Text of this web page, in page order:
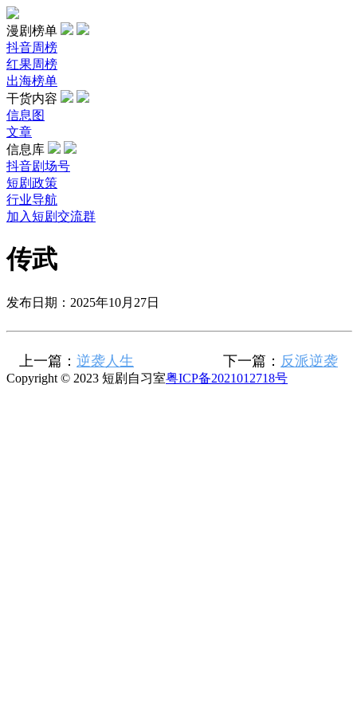
漫剧榜单
抖音周榜
红果周榜
出海榜单
干货内容
信息图
文章
信息库
抖音剧场号
短剧政策
行业导航
加入短剧交流群
传武
发布日期：2025年10月27日
上一篇： 逆袭人生 下一篇： 反派逆袭
Copyright © 2023 短剧自习室粤ICP备2021012718号